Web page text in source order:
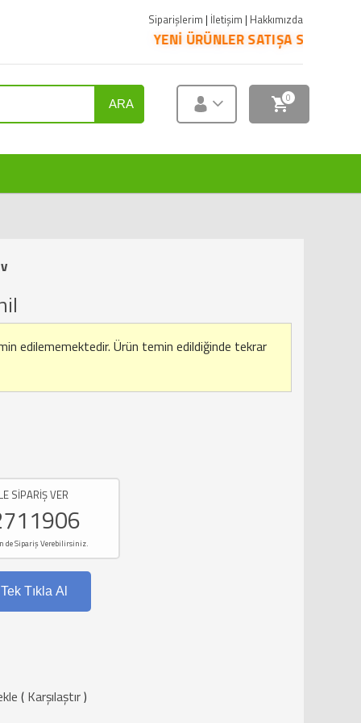
Siparişlerim | İletişim | Hakkımızda
YENİ ÜRÜNLER SATIŞA SUNULMUŞTUR.
ARA 0
edilememektedir. Ürün temin edildiğinde tekrar
SİPARİŞ VER
de Sipariş Verebilirsiniz.
Tek Tıkla Al
( Karşılaştır)